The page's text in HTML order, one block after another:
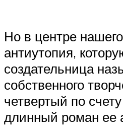
Но в центре
антиутопия,
создательница
собственного
четвертый по
длинный роман ее